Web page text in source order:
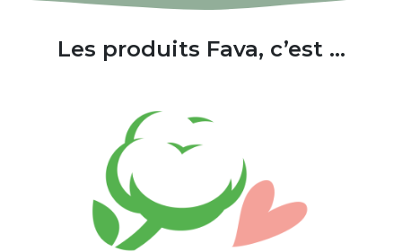
Les produits Fava, c’est ...